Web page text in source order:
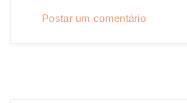
Postar um comentário